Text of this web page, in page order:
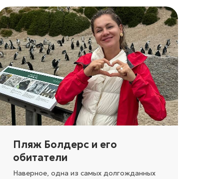
Пляж Болдерс и его
обитатели
Наверное, одна из самых долгожданных